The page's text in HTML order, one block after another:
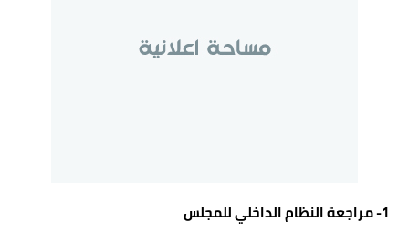
1- مراجعة النظام الداخلي للمجلس